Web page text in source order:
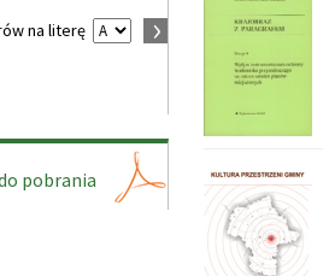
na literę
pobrania